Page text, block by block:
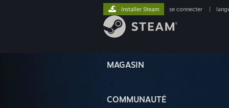
MAGASIN
COMMUNAUTÉ
Installer Steam se connecter